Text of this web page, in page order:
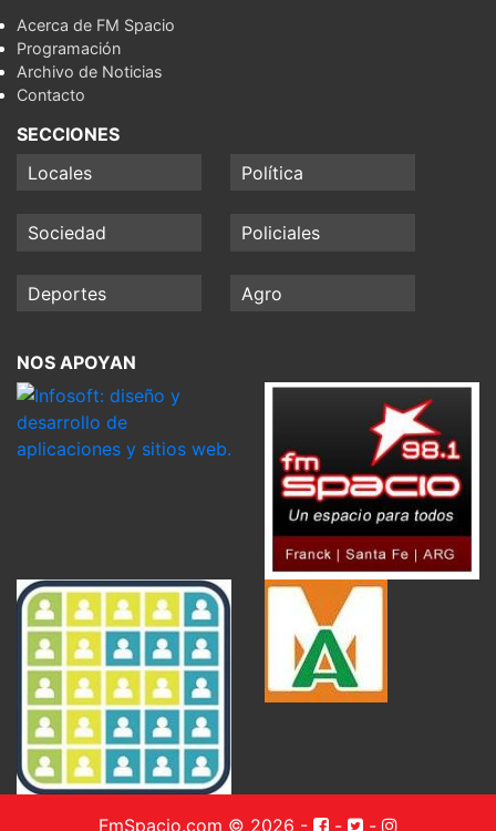
Acerca de FM Spacio
Programación
Archivo de Noticias
Contacto
SECCIONES
Locales
Política
Sociedad Policiales
Deportes Agro
NOS APOYAN
FmSpacio.com © 2026 - - -